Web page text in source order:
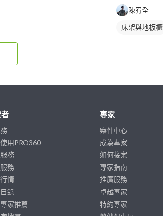
陳宥全
床架與地板櫃
者
用PRO360
務
務
情
錄
家推薦
專家
案件中心
成為專家
如何接案
專家指南
推廣服務
卓越專家
特約專家